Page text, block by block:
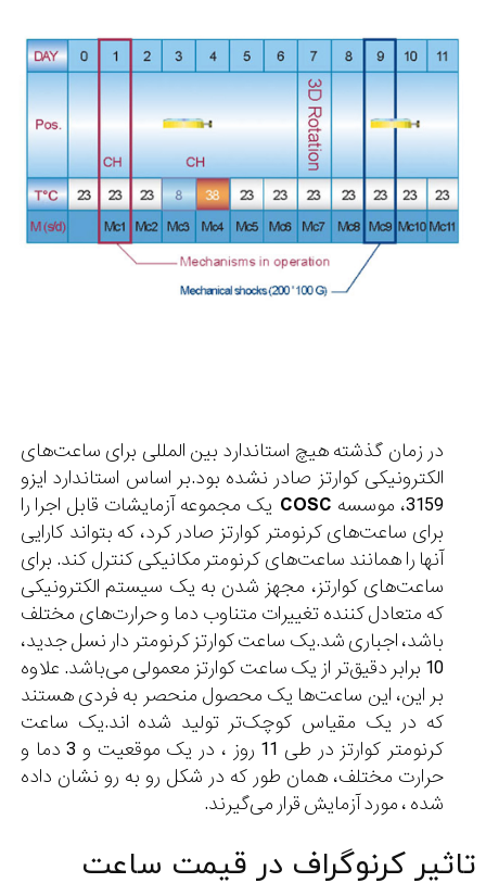
در زمان گذشته هیچ استاندارد بین المللی برای ساعت‌های
الکترونیکی کوارتز صادر نشده بود.بر اساس استاندارد ایزو
3159، موسسه
COSC یک مجموعه آزمایشات قابل اجرا را
برای ساعت‌های کرنومتر کوارتز صادر کرد، که بتواند کارایی
آنها را همانند ساعت‌های کرنومتر مکانیکی کنترل کند. برای
ساعت‌های کوارتز، مجهز شدن به یک سیستم الکترونیکی
که متعادل کننده تغییرات متناوب دما و حرارت‌های مختلف
باشد، اجباری شد.یک ساعت کوارتز کرنومتر دار نسل جدید،
10 برابر دقیق‌تر از یک ساعت کوارتز معمولی می‌باشد. علاوه
بر این، این ساعت‌ها یک محصول منحصر به فردی هستند
که در یک مقیاس کوچک‌تر تولید شده اند.یک ساعت
کرنومتر کوارتز در طی 11 روز ، در یک موقعیت و 3 دما و
حرارت مختلف، همان طور که در شکل رو به رو نشان داده
شده ، مورد آزمایش قرار می‌گیرند.
تاثیر کرنوگراف در قیمت ساعت